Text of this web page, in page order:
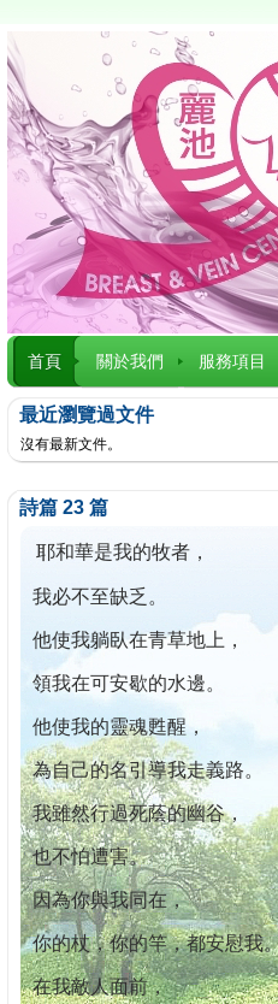
首頁 關於我們 服務項目
最近瀏覽過文件
沒有最新文件。
詩篇 23 篇
耶和華是我的牧者，
我必不至缺乏。
他使我躺臥在青草地上，
領我在可安歇的水邊。
他使我的靈魂甦醒，
為自己的名引導我走義路。
我雖然行過死蔭的幽谷，
也不怕遭害。
因為你與我同在，
你的杖，你的竿，都安慰我
在我敵人面前，
迄今已篩檢出1700位乳癌患者,